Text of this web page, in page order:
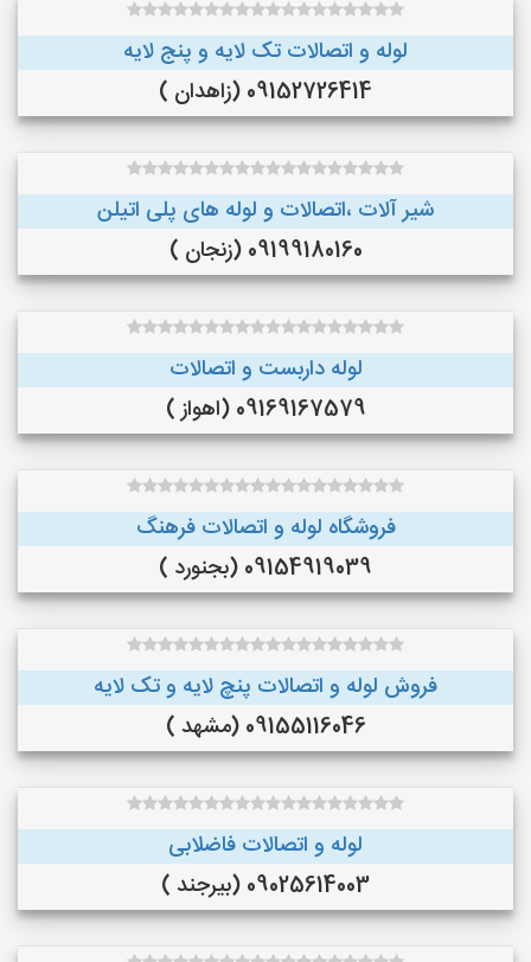
لوله و اتصالات تک لایه و پنج لایه
09152726414 (زاهدان )
شیر آلات ،اتصالات و لوله های پلی اتیلن
09199180160 (زنجان )
لوله داربست و اتصالات
09169167579 (اهواز )
فروشگاه لوله و اتصالات فرهنگ
09154919039 (بجنورد )
فروش لوله و اتصالات پنچ لایه و تک لایه
09155116046 (مشهد )
لوله و اتصالات فاضلابی
09025614003 (بیرجند )